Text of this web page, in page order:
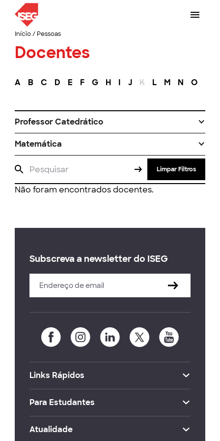
Início/ Pessoas
Docentes
A B C D E F G H I J K L M N O
Professor Catedrático
Matemática
Limpar Filtros
Não foram encontrados docentes.
Subscreva a newsletter do ISEG
Links Rápidos
Para Estudantes
Atualidade